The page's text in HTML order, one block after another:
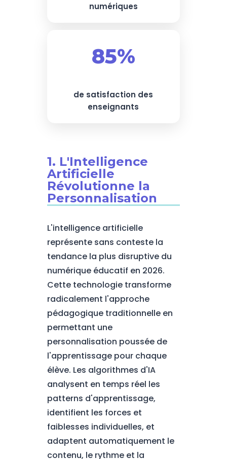
numériques
85%
de satisfaction des
enseignants
1. L'Intelligence
Artificielle
Révolutionne la
Personnalisation
L'intelligence artificielle
représente sans conteste la
tendance la plus disruptive du
numérique éducatif en 2026.
Cette technologie transforme
radicalement l'approche
pédagogique traditionnelle en
permettant une
personnalisation poussée de
l'apprentissage pour chaque
élève. Les algorithmes d'IA
analysent en temps réel les
patterns d'apprentissage,
identifient les forces et
faiblesses individuelles, et
adaptent automatiquement le
contenu, le rythme et la